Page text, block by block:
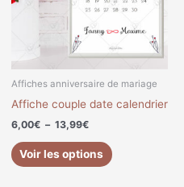
Affiches anniversaire de mariage
Affiche couple date calendrier
6,00€ – 13,99€
Voir les options
Les
options
peuvent
choisies
sur
du